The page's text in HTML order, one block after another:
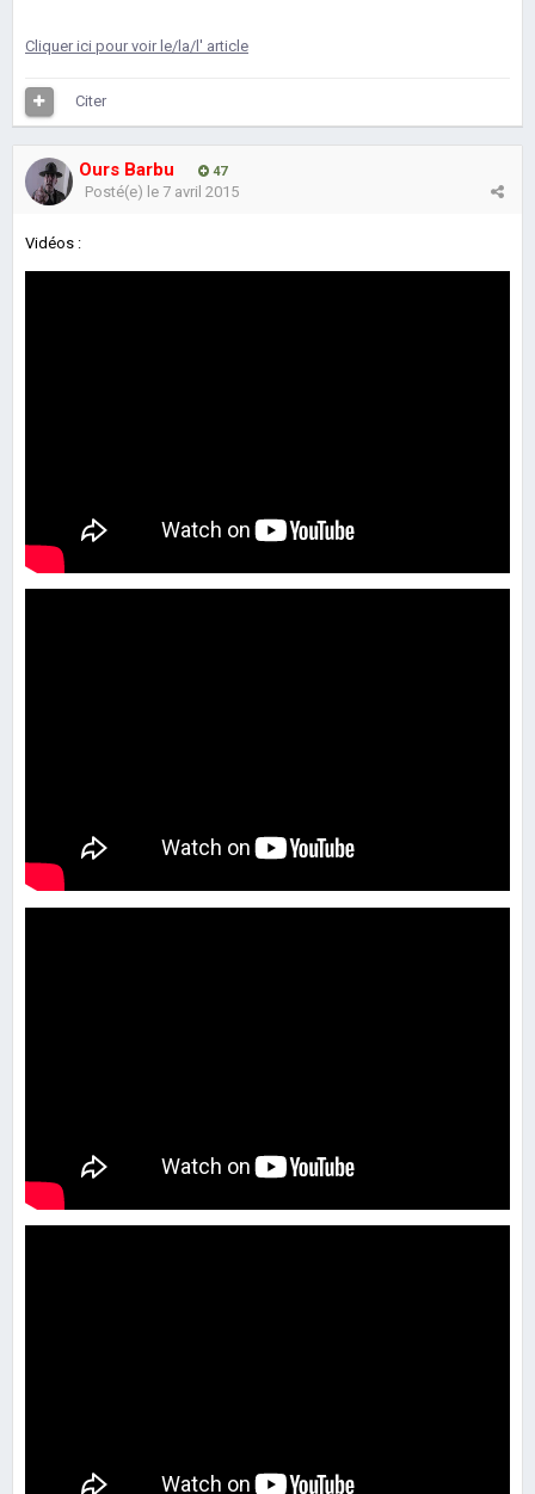
Cliquer ici pour voir le/la/l' article
Citer
Ours Barbu 47
Posté(e) le 7 avril 2015
Vidéos :